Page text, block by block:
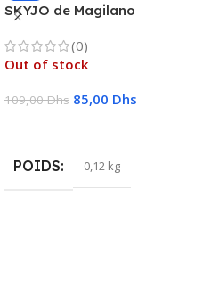
SKYJO de Magilano
(0)
Out of stock
109,00Dhs 85,00 Dhs
POIDS 0,12 kg